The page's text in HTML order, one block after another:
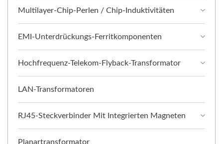
Multilayer-Chip-Perlen / Chip-Induktivitäten
EMI-Unterdrückungs-Ferritkomponenten
Hochfrequenz-Telekom-Flyback-Transformator
LAN-Transformatoren
RJ45-Steckverbinder Mit Integrierten Magneten
Planartransformator